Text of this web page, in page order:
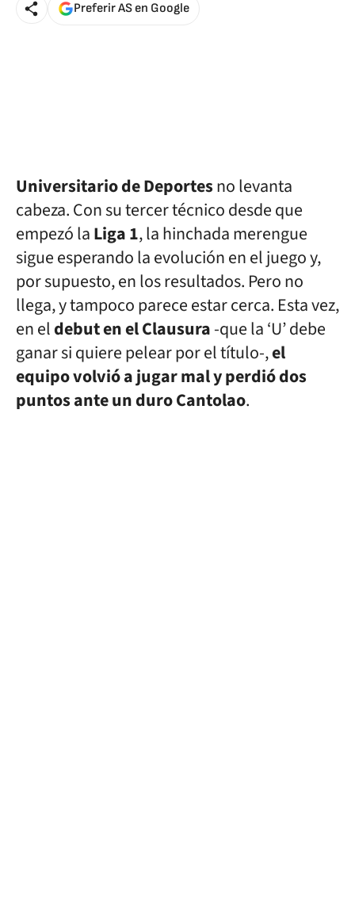
Preferir AS en Google
Universitario de Deportesno levanta
cabeza. Con su tercer técnico desde que
empezó laLiga 1, la hinchada merengue
sigue esperando la evolución en el juego y,
por supuesto, en los resultados. Pero no
llega, y tampoco parece estar cerca. Esta vez,
en eldebut en el Clausura-que la ‘U’ debe
ganar si quiere pelear por el título-,el
equipo volvió a jugar mal y perdió dos
puntos ante un duro Cantolao.